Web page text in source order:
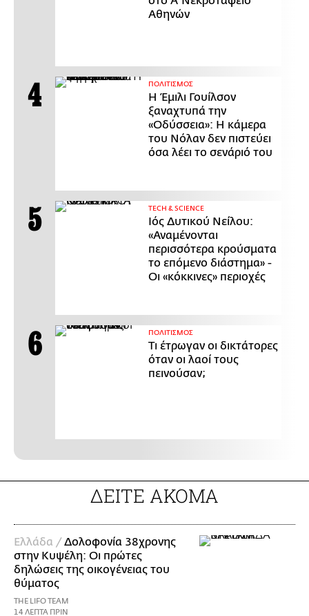
Αθηνών
ΠΟΛΙΤΙΣΜΟΣ
Η Έμιλι Γουίλσον
ξαναχτυπά την
«Οδύσσεια»: Η κάμερα
του Νόλαν δεν πιστεύει
όσα λέει το σενάριό του
ΤECH & SCIENCE
Ιός Δυτικού Νείλου:
«Αναμένονται
περισσότερα κρούσματα
το επόμενο διάστημα» -
Οι «κόκκινες» περιοχές
ΠΟΛΙΤΙΣΜΟΣ
Τι έτρωγαν οι δικτάτορες
όταν οι λαοί τους
πεινούσαν;
ΔΕΙΤΕ ΑΚΟΜΑ
Ελλάδα /Δολοφονία 38χρονης
στην Κυψέλη: Οι πρώτες
δηλώσεις της οικογένειας του
θύματος
THE LIFO TEAM
14 ΛΕΠΤΑ ΠΡΙΝ